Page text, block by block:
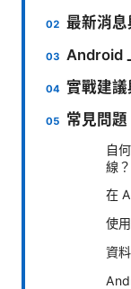
最新消
Android
實戰建
常見問題
自
線？
在
使
資